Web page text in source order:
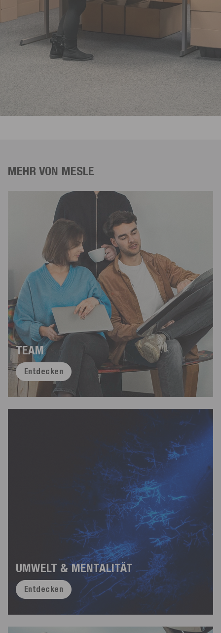
MEHR VON MESLE
TEAM
Entdecken
UMWELT & MENTALITÄT
Entdecken